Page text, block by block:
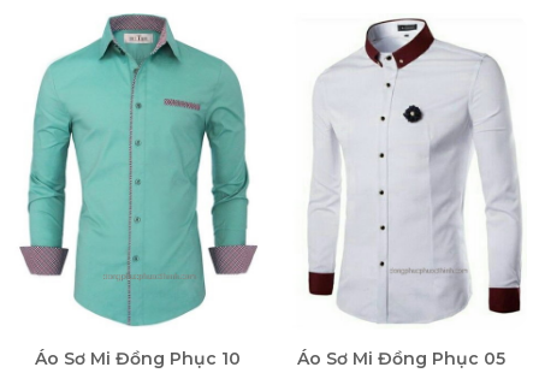
sao
sao
Áo Sơ Mi Đồng Phục 10 Áo Sơ Mi Đồng Phục 05